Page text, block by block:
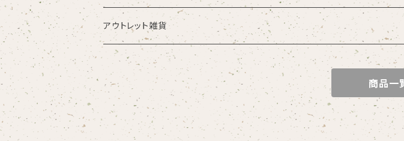
鉢・ボウル
湯呑・カップ
どんぶり
その他
アウトレット雑貨
商品一